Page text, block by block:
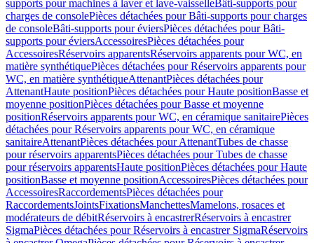
supports pour machines à laver et lave-vaisselleBâti-supports pour
charges de consolePièces détachées pour Bâti-supports pour charges
de consoleBâti-supports pour éviersPièces détachées pour Bâti-
supports pour éviersAccessoiresPièces détachées pour
AccessoiresRéservoirs apparentsRéservoirs apparents pour WC, en
matière synthétiquePièces détachées pour Réservoirs apparents pour
WC, en matière synthétiqueAttenantPièces détachées pour
AttenantHaute positionPièces détachées pour Haute positionBasse et
moyenne positionPièces détachées pour Basse et moyenne
positionRéservoirs apparents pour WC, en céramique sanitairePièces
détachées pour Réservoirs apparents pour WC, en céramique
sanitaireAttenantPièces détachées pour AttenantTubes de chasse
pour réservoirs apparentsPièces détachées pour Tubes de chasse
pour réservoirs apparentsHaute positionPièces détachées pour Haute
positionBasse et moyenne positionAccessoiresPièces détachées pour
AccessoiresRaccordementsPièces détachées pour
RaccordementsJointsFixationsManchettesMamelons, rosaces et
modérateurs de débitRéservoirs à encastrerRéservoirs à encastrer
SigmaPièces détachées pour Réservoirs à encastrer SigmaRéservoirs